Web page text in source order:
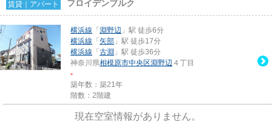
賃貸｜アパート フロイデンブルク
横浜線 「 淵野辺 」駅 徒歩6分
横浜線 「 矢部 」駅 徒歩17分
横浜線 「 古淵 」駅 徒歩36分
神奈川県相模原市中央区淵野辺 ４丁目
-
築年数：築21年
階数：2階建
現在空室情報がありません。